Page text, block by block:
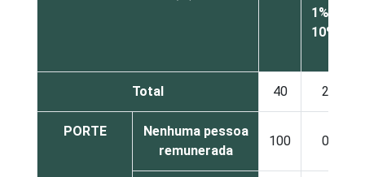
1% a
10%
Total 40 2
PORTE
Nenhuma pessoa
remunerada
100 0